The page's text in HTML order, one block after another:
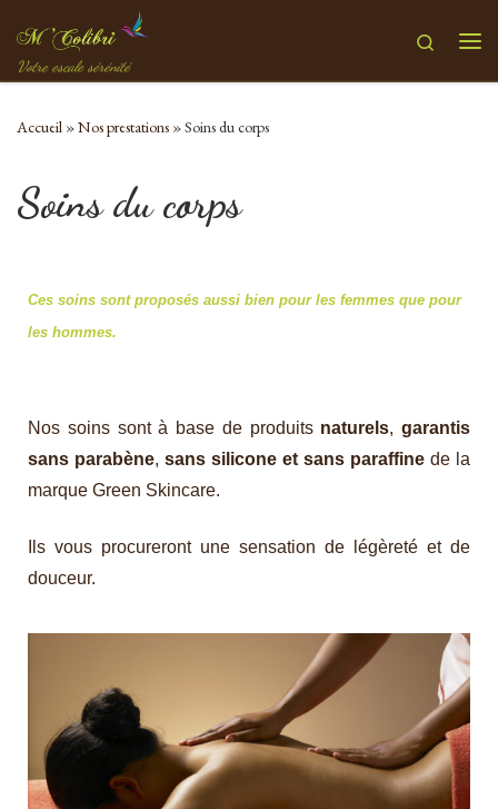
Passer au contenu
Votre escale sérénité
Search
Accueil »Nos prestations »Soins du corps
Soins du corps
Ces soins sont proposés aussi bien pour les femmes que pour
les hommes.
Nos soins sont à base de produits naturels, garantis
sans parabène, sans silicone et sans paraffine de la
marque Green Skincare.
Ils vous procureront une sensation de légèreté et de
douceur.